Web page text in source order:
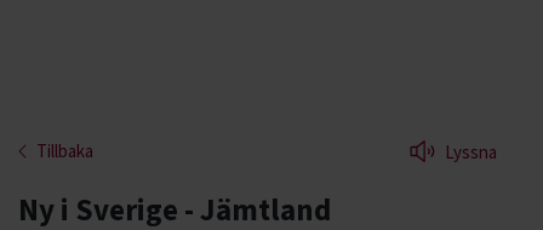
Tillbaka Lyssna
Ny i Sverige - Jämtland